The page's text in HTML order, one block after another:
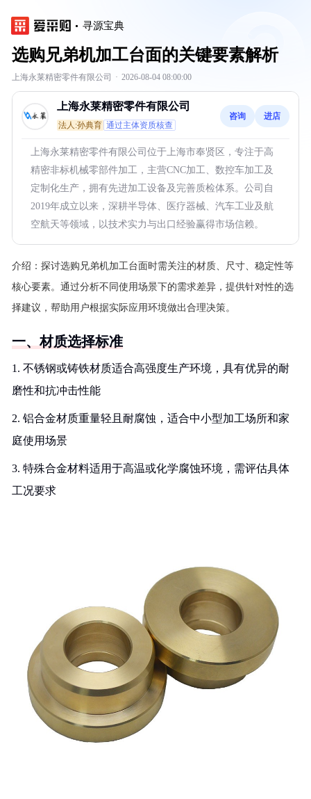
寻源宝典
选购兄弟机加工台面的关键要素解析
上海永莱精密零件有限公司 · 2026-08-04 08:00:00
上海永莱精密零件有限公司
法人:孙典育 通过主体资质核查
咨询 进店
上海永莱精密零件有限公司位于上海市奉贤区，专注于高
精密非标机械零部件加工，主营CNC加工、数控车加工及
定制化生产，拥有先进加工设备及完善质检体系。公司自
2019年成立以来，深耕半导体、医疗器械、汽车工业及航
空航天等领域，以技术实力与出口经验赢得市场信赖。
介绍： 探讨选购兄弟机加工台面时需关注的材质、尺寸、稳定性等
核心要素。通过分析不同使用场景下的需求差异，提供针对性的选
择建议，帮助用户根据实际应用环境做出合理决策。
一、材质选择标准
1. 不锈钢或铸铁材质适合高强度生产环境，具有优异的耐
磨性和抗冲击性能
2. 铝合金材质重量轻且耐腐蚀，适合中小型加工场所和家
庭使用场景
3. 特殊合金材料适用于高温或化学腐蚀环境，需评估具体
工况要求